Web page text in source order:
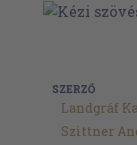
SZERZŐ
Landgráf
Szittner